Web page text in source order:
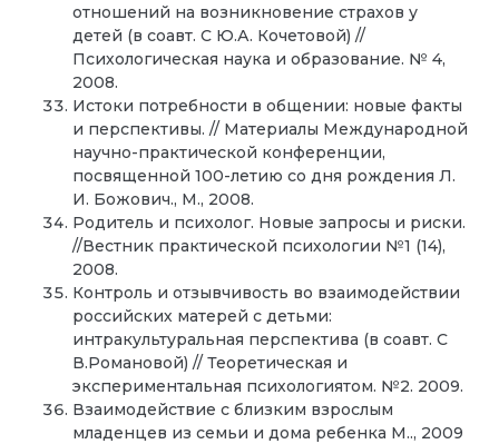
отношений на возникновение страхов у
детей (в соавт. С Ю.А. Кочетовой) //
Психологическая наука и образование. № 4,
2008.
Истоки потребности в общении: новые факты
и перспективы. // Материалы Международной
научно-практической конференции,
посвященной 100-летию со дня рождения Л.
И. Божович., М., 2008.
Родитель и психолог. Новые запросы и риски.
//Вестник практической психологии №1 (14),
2008.
Контроль и отзывчивость во взаимодействии
российских матерей с детьми:
интракультуральная перспектива (в соавт. С
В.Романовой) // Теоретическая и
экспериментальная психологиятом. №2. 2009.
Взаимодействие с близким взрослым
младенцев из семьи и дома ребенка М.., 2009